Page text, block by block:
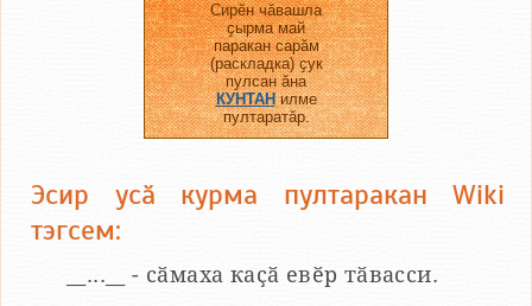
Сирӗн чӑвашла
ҫырма май
паракан сарӑм
(раскладка) ҫук
пулсан ӑна
КУНТАНилме
пултаратӑр.
Эсир усӑ курма пултаракан Wiki
тэгсем:
__...__ - сӑмаха каҫӑ евӗр тӑвасси.